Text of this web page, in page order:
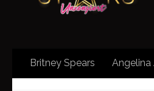
Britney Spears Angelina
KATEGORIE: